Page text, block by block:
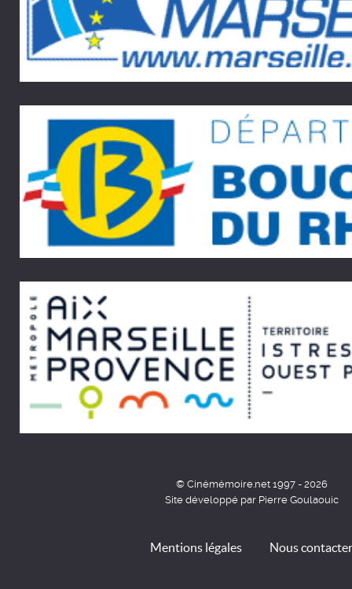
© Cinémémoire.net 1997 - 2026
Site développé par Pierre Goulaouic
Mentions légales Nous contacter